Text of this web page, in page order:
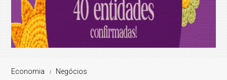
Economia Negócios